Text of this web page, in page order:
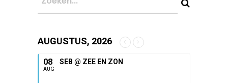
AUGUSTUS, 2026
08
AUG
SEB @ ZEE EN ZON